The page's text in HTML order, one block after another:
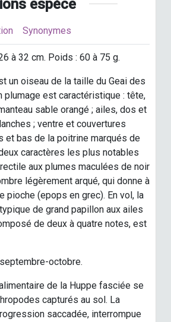
espèce
Synonymes
à 32 cm. Poids : 60 à 75 g.
un oiseau de la taille du Geai des
plumage est caractéristique : tête,
sable orangé ; ailes, dos et
; ventre et couvertures
et bas de la poitrine marqués de
caractères les plus notables
aux plumes maculées de noir
légèrement arqué, qui donne à
pioche (epops en grec). En vol, la
de grand papillon aux ailes
de deux à quatre notes, est
octobre.
de la Huppe fasciée se
capturés au sol. La
saccadée, interrompue